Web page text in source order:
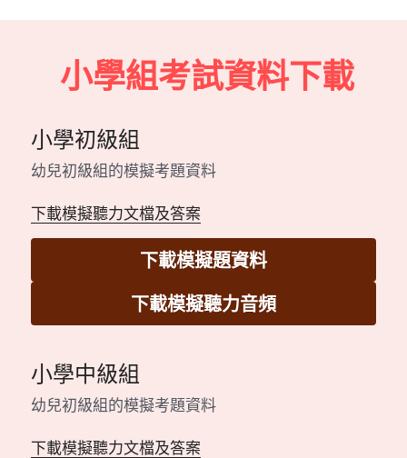
小學組考試資料下載
小學初級組
幼兒初級組的模擬考題資料
下載模擬聽力文檔及答案
下載模擬題資料
下載模擬聽力音頻
小學中級組
幼兒初級組的模擬考題資料
下載模擬聽力文檔及答案